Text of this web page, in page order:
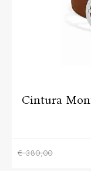
Cintura
€ 380,00